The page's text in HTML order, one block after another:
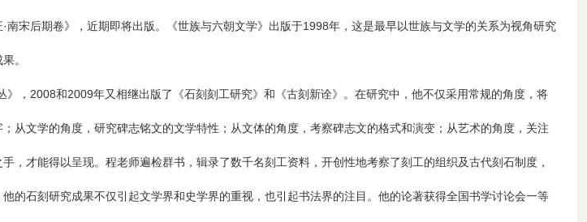
宋后期卷》，近期即将出版。《世族与六朝文学》出版于1998年，这是最早以世族与文学的关系为视角研究
。
，2008和2009年又相继出版了《石刻刻工研究》和《古刻新诠》。在研究中，他不仅采用常规的角度，将
从文学的角度，研究碑志铭文的文学特性；从文体的角度，考察碑志文的格式和演变；从艺术的角度，关注
才能得以呈现。程老师遍检群书，辑录了数千名刻工资料，开创性地考察了刻工的组织及古代刻石制度，
的石刻研究成果不仅引起文学界和史学界的重视，也引起书法界的注目。他的论著获得全国书学讨论会一等